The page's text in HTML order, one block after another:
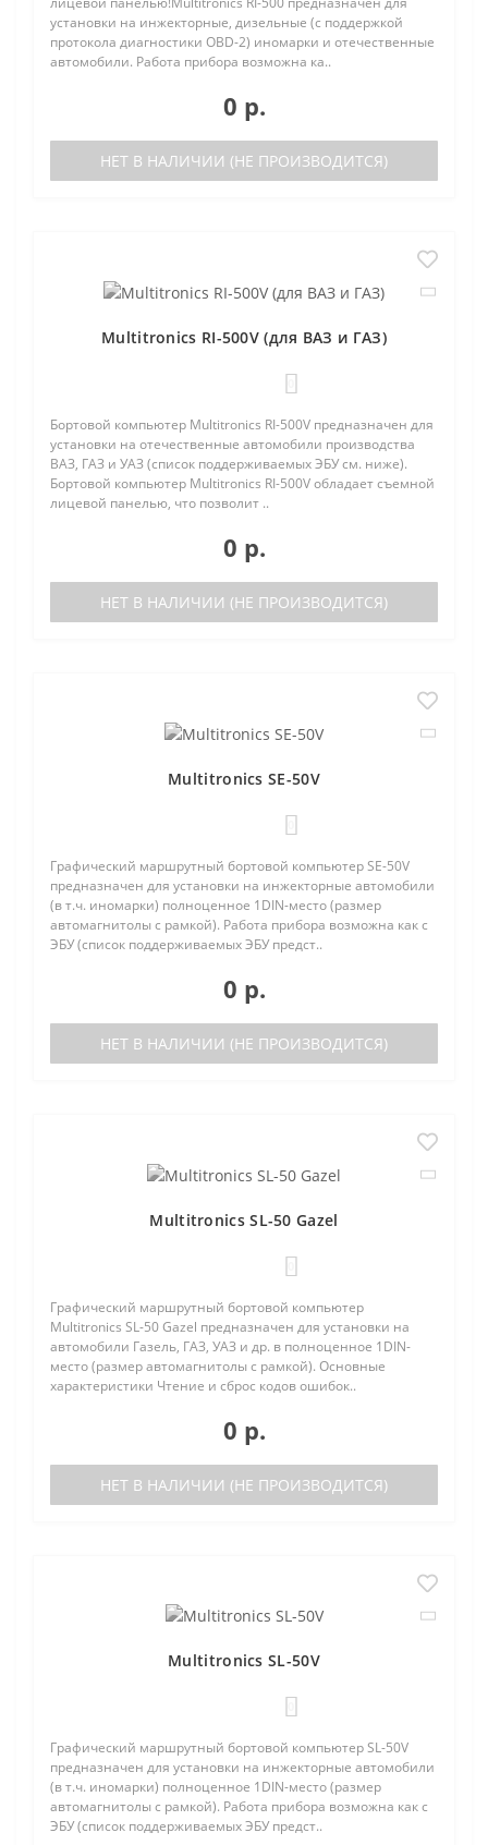
установки на инжекторные, дизельные (с поддержкой
протокола диагностики OBD-2) иномарки и отечественные
автомобили. Работа прибора возможна ка..
0 р.
НЕТ В НАЛИЧИИ (НЕ ПРОИЗВОДИТСЯ)
Multitronics RI-500V (для ВАЗ и ГАЗ)
Бортовой компьютер Multitronics RI-500V предназначен для
установки на отечественные автомобили производства
ВАЗ, ГАЗ и УАЗ (список поддерживаемых ЭБУ см. ниже).
Бортовой компьютер Multitronics RI-500V обладает съемной
лицевой панелью, что позволит ..
0 р.
НЕТ В НАЛИЧИИ (НЕ ПРОИЗВОДИТСЯ)
Multitronics SE-50V
Графический маршрутный бортовой компьютер SE-50V
предназначен для установки на инжекторные автомобили
(в т.ч. иномарки) полноценное 1DIN-место (размер
автомагнитолы с рамкой). Работа прибора возможна как с
ЭБУ (список поддерживаемых ЭБУ предст..
0 р.
НЕТ В НАЛИЧИИ (НЕ ПРОИЗВОДИТСЯ)
Multitronics SL-50 Gazel
Графический маршрутный бортовой компьютер
Multitronics SL-50 Gazel предназначен для установки на
автомобили Газель, ГАЗ, УАЗ и др. в полноценное 1DIN-
место (размер автомагнитолы с рамкой). Основные
характеристики Чтение и сброс кодов ошибок..
0 р.
НЕТ В НАЛИЧИИ (НЕ ПРОИЗВОДИТСЯ)
Multitronics SL-50V
Графический маршрутный бортовой компьютер SL-50V
предназначен для установки на инжекторные автомобили
(в т.ч. иномарки) полноценное 1DIN-место (размер
автомагнитолы с рамкой). Работа прибора возможна как с
ЭБУ (список поддерживаемых ЭБУ предст..